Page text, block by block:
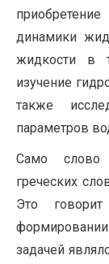
динамики
жидкости в
изучение
также
параметров
Само слово
греческих
Это
задачей